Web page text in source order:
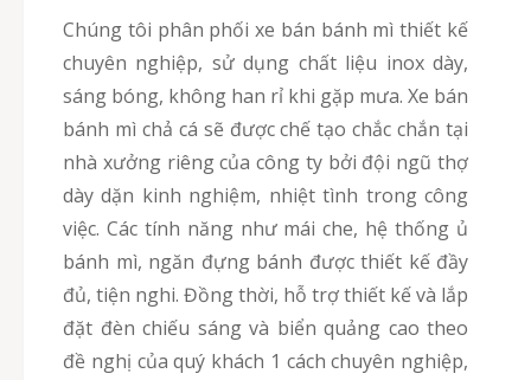
Chúng tôi phân phối xe bán bánh mì thiết kế
chuyên nghiệp, sử dụng chất liệu inox dày,
sáng bóng, không han rỉ khi gặp mưa. Xe bán
bánh mì chả cá sẽ được chế tạo chắc chắn tại
nhà xưởng riêng của công ty bởi đội ngũ thợ
dày dặn kinh nghiệm, nhiệt tình trong công
việc. Các tính năng như mái che, hệ thống ủ
bánh mì, ngăn đựng bánh được thiết kế đầy
đủ, tiện nghi. Đồng thời, hỗ trợ thiết kế và lắp
đặt đèn chiếu sáng và biển quảng cao theo
đề nghị của quý khách 1 cách chuyên nghiệp,